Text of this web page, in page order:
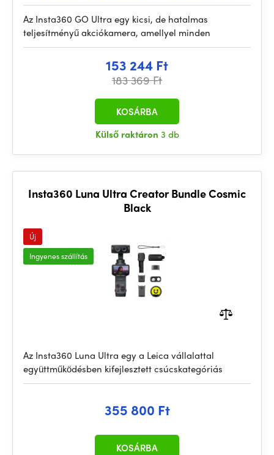
Az Insta360 GO Ultra egy kicsi, de hatalmas
teljesítményű akciókamera, amellyel minden
153 244 Ft
183 369 Ft
Külső raktáron 3 db
KOSÁRBA
Insta360 Luna Ultra Creator Bundle Cosmic
Black
Új
Ingyenes szállítás
Az Insta360 Luna Ultra egy a Leica vállalattal
együttműködésben kifejlesztett csúcskategóriás
355 800 Ft
KOSÁRBA